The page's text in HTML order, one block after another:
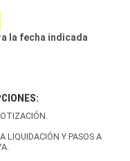
la fecha indicada
LIQUIDACIÓN Y PASOS A